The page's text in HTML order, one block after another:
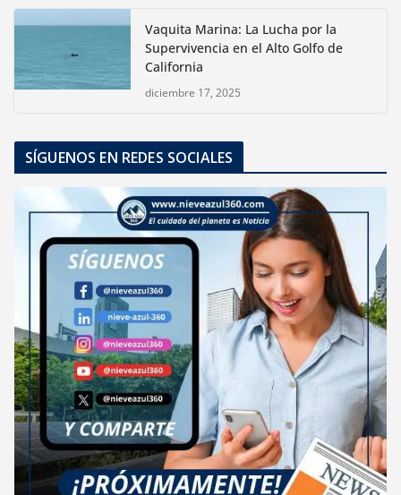
Vaquita Marina: La Lucha por la
Supervivencia en el Alto Golfo de
California
diciembre 17, 2025
SÍGUENOS EN REDES SOCIALES